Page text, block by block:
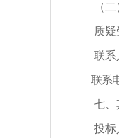
（
质疑
联系
联系
七、
投标